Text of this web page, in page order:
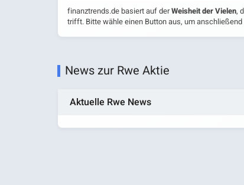
finanztrends.de basiert auf derWeisheit der Vielen,
trifft. Bitte wähle einen Button aus, um
News zur Rwe Aktie
Aktuelle Rwe News